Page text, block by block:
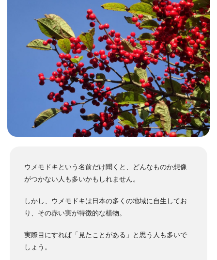
ウメモドキという名前だけ聞くと、どんなものか想像
がつかない人も多いかもしれません。
しかし、ウメモドキは日本の多くの地域に自生してお
り、その赤い実が特徴的な植物。
実際目にすれば「見たことがある」と思う人も多いで
しょう。